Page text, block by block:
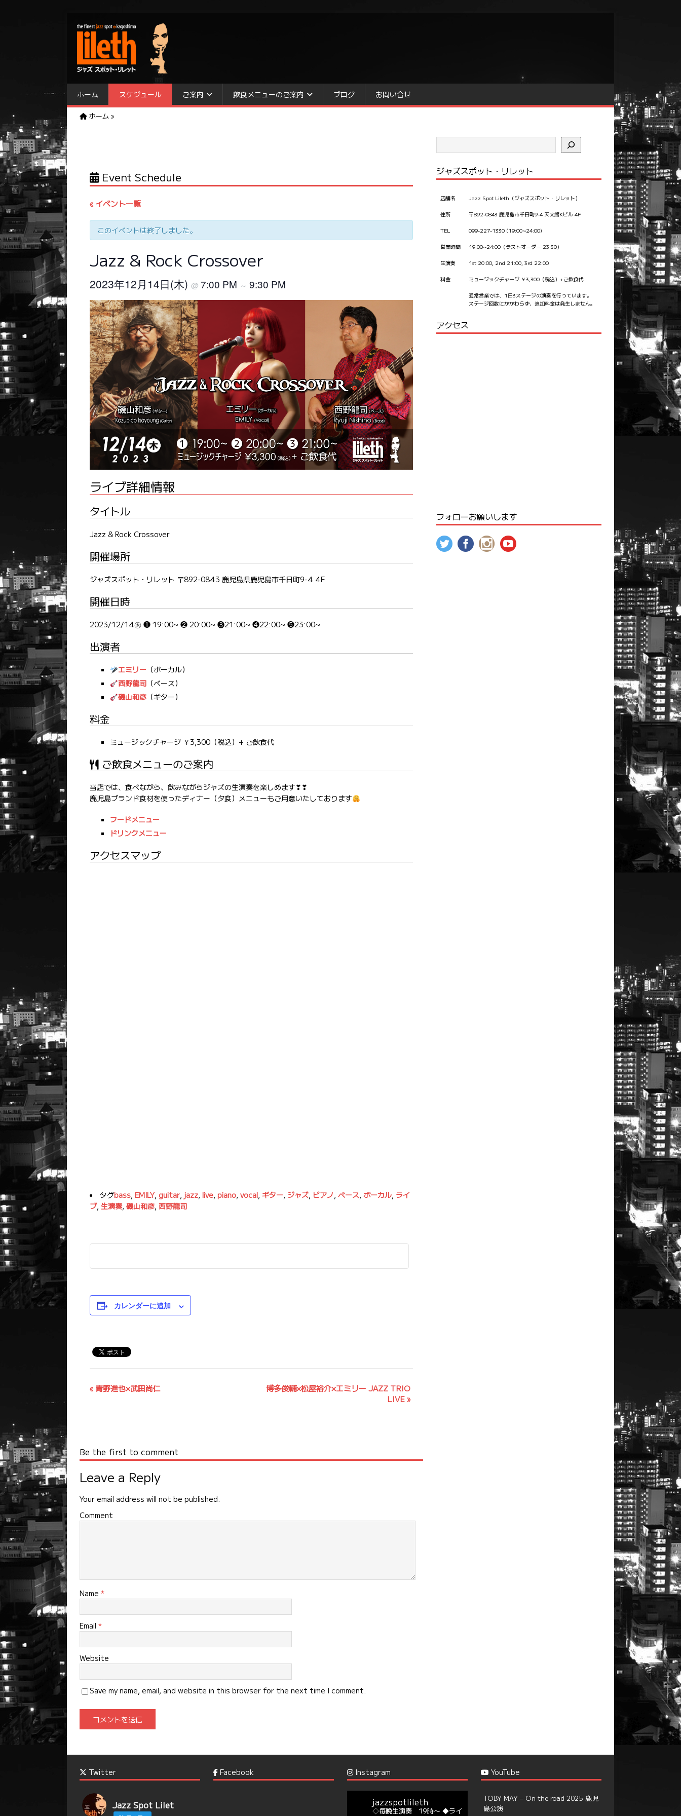
ホーム スケジュール ご案内 飲食メニューのご案内 ブログ お問い合せ
ホーム »
Event Schedule
« イベント一覧
このイベントは終了しました。
Jazz & Rock Crossover
2023年12月14日(木) @ 7:00 PM ～ 9:30 PM
ライブ詳細情報
タイトル
Jazz & Rock Crossover
開催場所
ジャズスポット・リレット 〒892-0843 鹿児島県鹿児島市千日町9-4 4F
開催日時
2023/12/14㊍ ❶ 19:00~ ❷ 20:00~ ❸21:00~ ❹22:00~ ❺23:00~
出演者
エミリー （ボーカル）
西野龍司（ベース）
磯山和彦（ギター）
料金
ミュージックチャージ ￥3,300（税込）+ ご飲食代
ご飲食メニューのご案内
当店では、食べながら、飲みながらジャズの生演奏を楽しめます❣❣
鹿児島ブランド食材を使ったディナー（夕食）メニューもご用意いたしております
フードメニュー
ドリンクメニュー
アクセスマップ
タグbass, EMILY, guitar, jazz, live, piano, vocal, ギター, ジャズ, ピアノ, ベース, ボーカル, ライ
ブ, 生演奏, 磯山和彦, 西野龍司
カレンダーに追加
イ
ビ
ー
シ
ン
« 青野進也×武田尚仁
博多俊輔×松屋裕介×エミリー JAZZ TRIO
LIVE»
Be the first to comment
Leave a Reply
Your email address will not be published.
Comment
Name *
Email *
Website
Save my name, email, and website in this browser for the next time I comment.
ジャズスポット・リレット
店舗名 Jazz Spot Lileth（ジャズスポット・リレット）
住所 〒892-0843 鹿児島市千日町9-4 天文館Kビル 4F
TEL 099-227-1330 (19:00~24:00)
営業時間 19:00~24:00（ラストオーダー 23:30）
生演奏 1st 20:00, 2nd 21:00, 3rd 22:00
料金 ミュージックチャージ ￥3,300（税込）+ご飲食代
通常営業では、1日3ステージの演奏を行っています。
ステージ回数にかかわらず、追加料金は発生しません。
アクセス
フォローお願いします
Twitter
Jazz Spot Lilet
Facebook Instagram
jazzspotlileth
◇毎晩生演奏 19時〜 ◆ライ
YouTube
TOBY MAY – On the road 2025 鹿児
島公演